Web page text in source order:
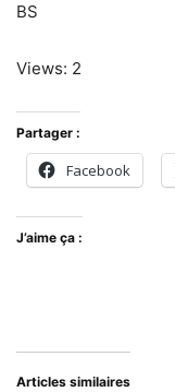
BS
Views: 2
Partager :
Facebook
J’aime ça :
Articles similaires